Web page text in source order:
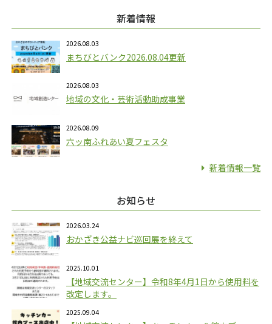
新着情報
2026.08.03
まちびとバンク2026.08.04更新
2026.08.03
地域の文化・芸術活動助成事業
2026.08.09
六ッ南ふれあい夏フェスタ
新着情報一覧
お知らせ
2026.03.24
おかざき公益ナビ巡回展を終えて
2025.10.01
【地域交流センター】令和8年4月1日から使用料を
改定します。
2025.09.04